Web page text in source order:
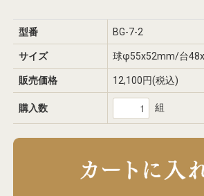
型番 BG-7-2
サイズ 球φ55x52mm/台
販売価格 12,100円(税込)
購入数 組